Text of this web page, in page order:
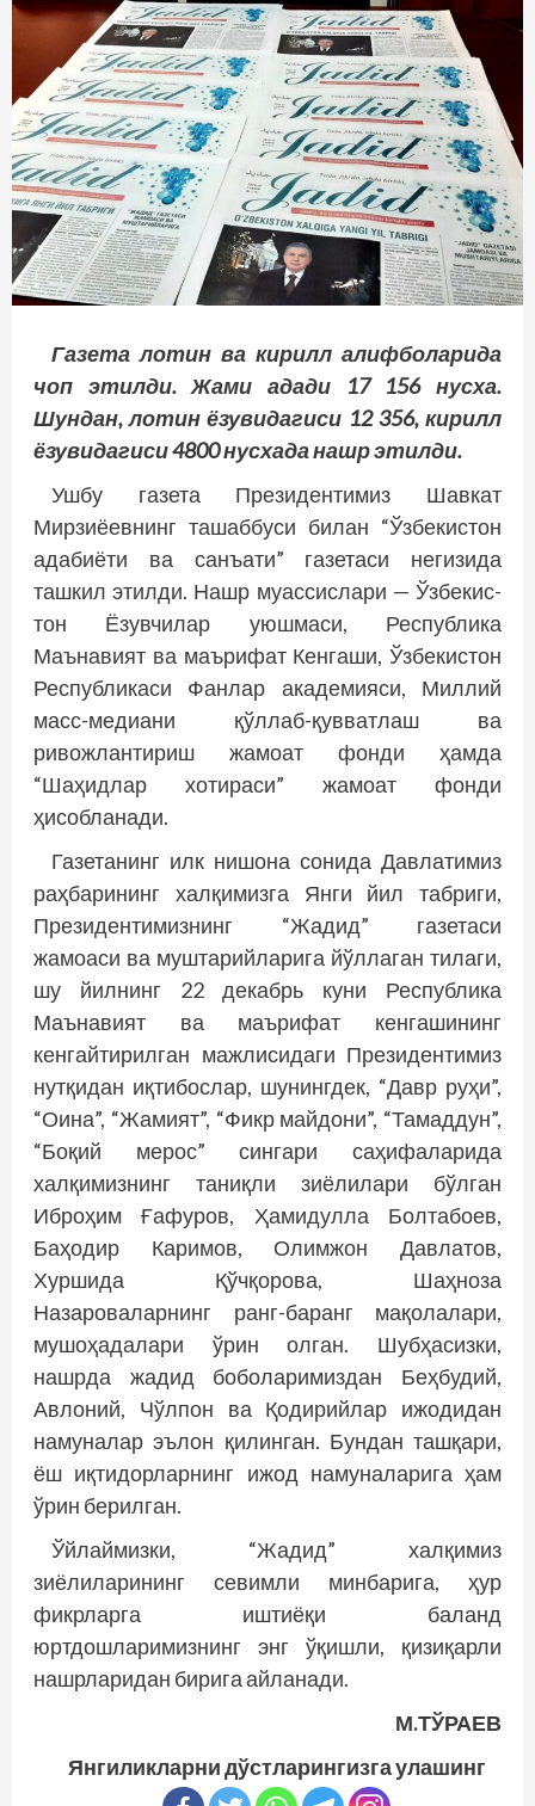
Газета лотин ва кирилл алифболарида
чоп этилди. Жами адади 17 156 нусха.
Шундан, лотин ёзувидагиси 12 356, кирилл
ёзувидагиси 4800 нусхада нашр этилди.
Ушбу газета Президентимиз Шавкат
Мирзиёевнинг ташаббуси билан “Ўзбекистон
адабиёти ва санъати” газетаси негизида
ташкил этилди. Нашр муассислари — Ўзбекис­
тон Ёзувчилар уюшмаси, Республика
Маънавият ва маърифат Кенгаши, Ўзбекистон
Республикаси Фанлар акаде­мияси, Миллий
масс-медиани қўллаб-қувватлаш ва
ривожлантириш жамоат фонди ҳамда
“Шаҳидлар хотираси” жамоат фонди
ҳисобланади.
Газетанинг илк нишона сонида Давлатимиз
раҳбарининг халқимизга Янги йил табриги,
Президентимизнинг “Жадид” газетаси
жамоаси ва муштарийларига йўллаган тилаги,
шу йилнинг 22 декабрь куни Республика
Маънавият ва маърифат кенгашининг
кенгайтирилган мажлисидаги Президентимиз
нутқидан иқтибослар, шунингдек, “Давр руҳи”,
“Оина”, “Жамият”, “Фикр майдони”, “Тамаддун”,
“Боқий мерос” сингари саҳифаларида
халқимизнинг таниқли зиёлилари бўлган
Иброҳим Ғафуров, Ҳамидулла Болтабоев,
Баҳодир Каримов, Олимжон Давлатов,
Хуршида Қўчқорова, Шаҳноза
Назароваларнинг ранг-баранг мақолалари,
мушоҳадалари ўрин олган. Шубҳасизки,
нашрда жадид боболаримиздан Беҳбудий,
Авлоний, Чўлпон ва Қодирийлар ижодидан
намуналар эълон қилинган. Бундан ташқари,
ёш иқтидорларнинг ижод намуналарига ҳам
ўрин берилган.
Ўйлаймизки, “Жадид” халқимиз
зиёлиларининг севимли минбарига, ҳур
фикрларга иштиёқи баланд
юртдошларимизнинг энг ўқишли, қизиқарли
нашрларидан бирига айланади.
М.ТЎРАЕВ
Янгиликларни дўстларингизга улашинг